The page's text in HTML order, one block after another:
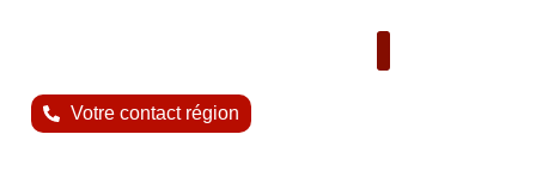
Votre contact région